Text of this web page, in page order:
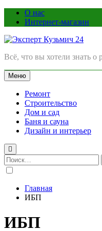
ПерейтиО нас
Интернет-магазин
Эксперт Кузьмич 24
Всё, что вы хотели знать о
Меню
Ремонт
Строительство
Дом и сад
Баня и сауна
Дизайн и интерьер
Найти:
Главная
ИБП
ИБП